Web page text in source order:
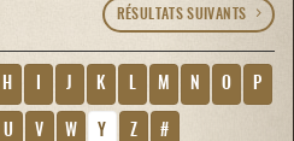
RÉSULTATS SUIVANTS
H J K M N O P
U V W Y Z #